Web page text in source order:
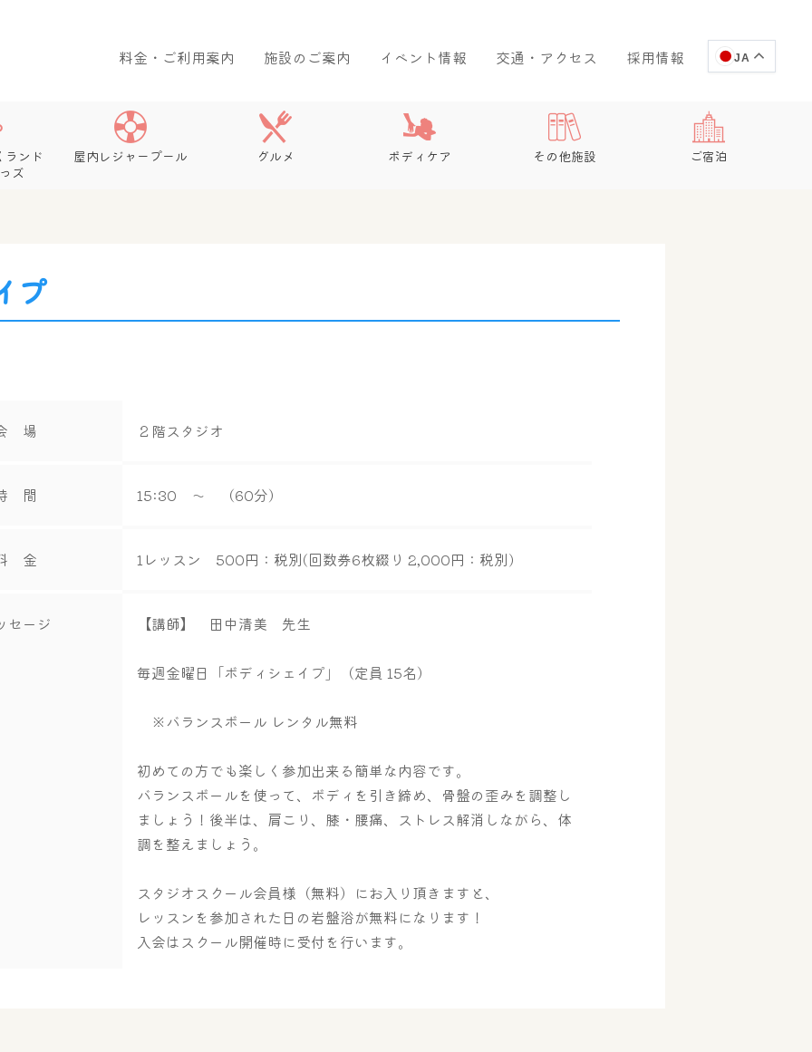
料金・ご利用案内 施設のご案内 イベント情報 交通・アクセス 採用情報 JA
ランド
ズ
屋内レジャープール グルメ ボディケア その他施設 ご宿泊
プ
場 ２階スタジオ
間 15:30 ～ （60分）
金 1レッスン 500円：税別(回数券6枚綴り 2,000円：税別)
セージ 【講師】 田中清美 先生
毎週金曜日「ボディシェイプ」（定員 15名）
※バランスボール レンタル無料
初めての方でも楽しく参加出来る簡単な内容です。
バランスボールを使って、ボディを引き締め、骨盤の歪みを調整し
ましょう！後半は、肩こり、膝・腰痛、ストレス解消しながら、体
調を整えましょう。
スタジオスクール会員様（無料）にお入り頂きますと、
レッスンを参加された日の岩盤浴が無料になります！
入会はスクール開催時に受付を行います。